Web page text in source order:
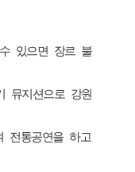
있으면 장르 불
뮤지션으로 강원
전통공연을 하고